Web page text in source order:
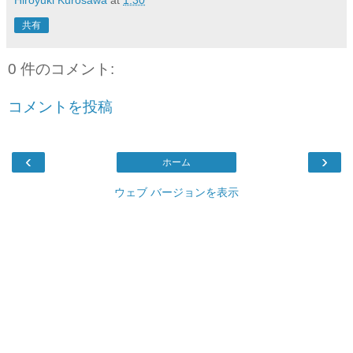
共有
0 件のコメント:
コメントを投稿
‹ ›
ホーム
ウェブ バージョンを表示